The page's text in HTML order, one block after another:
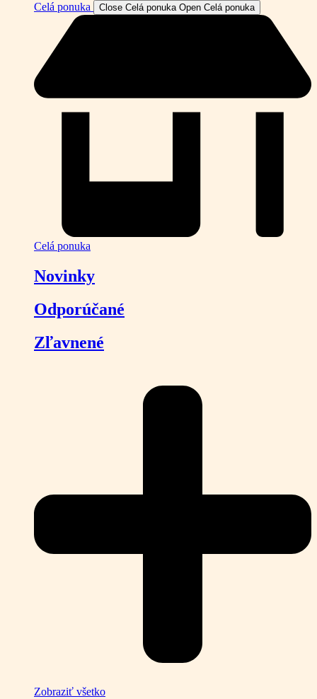
Celá ponuka Close Celá ponuka Open Celá ponuka
Celá ponuka
Novinky
Odporúčané
Zľavnené
Zobraziť všetko